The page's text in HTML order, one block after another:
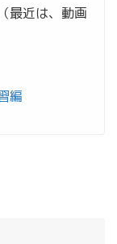
最近は、動画
編